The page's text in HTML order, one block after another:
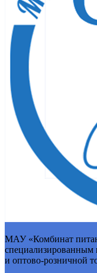
МАУ «Комбинат
специализированным
и оптово-розничной